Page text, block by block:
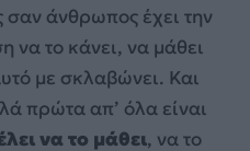
σαν άνθρωπος έχει την
να το κάνει, να μάθει
με σκλαβώνει. Και
πρώτα απ’ όλα είναι
να το μάθει, να το